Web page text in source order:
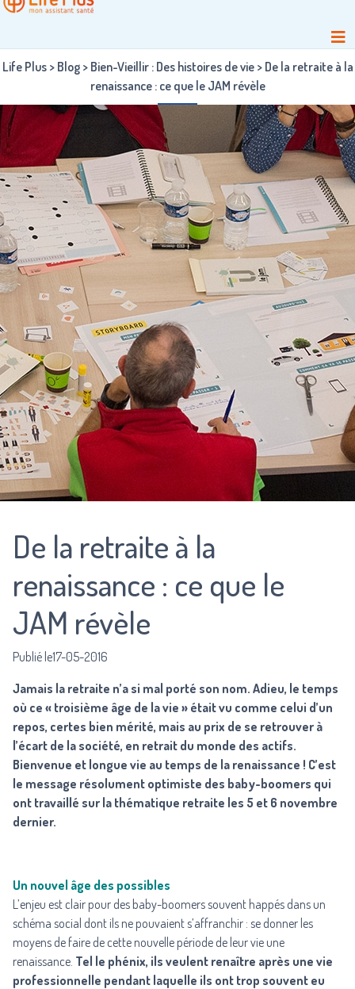
Life Plus> Blog> Bien-Vieillir : Des histoires de vie> De la retraite à la
renaissance : ce que le JAM révèle
De la retraite à la
renaissance : ce que le
JAM révèle
Publié le17-05-2016
Jamais la retraite n’a si mal porté son nom. Adieu, le temps
où ce « troisième âge de la vie » était vu comme celui d’un
repos, certes bien mérité, mais au prix de se retrouver à
l’écart de la société, en retrait du monde des actifs.
Bienvenue et longue vie au temps de la renaissance ! C’est
le message résolument optimiste des baby-boomers qui
ont travaillé sur la thématique retraite les 5 et 6 novembre
dernier.
Un nouvel âge des possibles
L’enjeu est clair pour des baby-boomers souvent happés dans un
schéma social dont ils ne pouvaient s’affranchir : se donner les
moyens de faire de cette nouvelle période de leur vie une
renaissance. Tel le phénix, ils veulent renaître après une vie
professionnelle pendant laquelle ils ont trop souvent eu